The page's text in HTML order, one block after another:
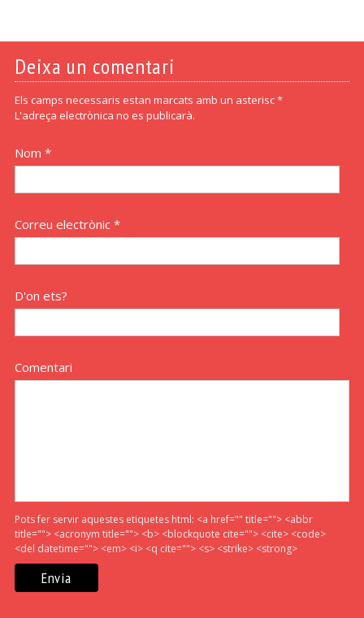
Deixa un comentari
Els camps necessaris estan marcats amb un asterisc *
L'adreça electrònica no es publicarà.
Nom *
Correu electrònic *
D'on ets?
Comentari
Pots fer servir aquestes etiquetes html: <a href="" title=""> <abbr
title=""> <acronym title=""> <b> <blockquote cite=""> <cite> <code>
<del datetime=""> <em> <i> <q cite=""> <s> <strike> <strong>